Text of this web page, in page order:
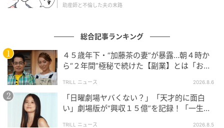
助産師と不倫した夫の末路
総合記事ランキング
４５歳年下・“加藤茶の妻”が暴露…朝４時か
ら“２年間”極秘で続けた【副業】とは「お金
TRILL ニュース 2026.8.6
「日曜劇場ヤバくない？」「天才的に面白
い」劇場版が“興収１５億”を記録！「一生言
TRILL ニュース 2026.8.5